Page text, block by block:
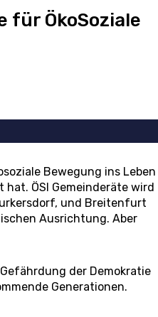
für ÖkoSoziale
Bewegung ins Leben
ÖSI Gemeinderäte wird
und Breitenfurt
Ausrichtung. Aber
der Demokratie
Generationen.